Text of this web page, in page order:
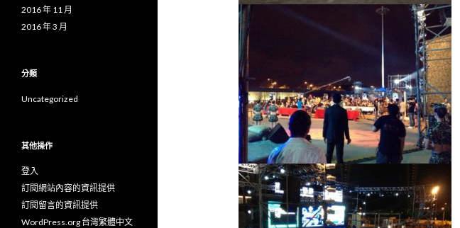
2016 年 11 月
2016 年 3 月
分類
Uncategorized
其他操作
登入
訂閱網站內容的資訊提供
訂閱留言的資訊提供
WordPress.org 台灣繁體中文